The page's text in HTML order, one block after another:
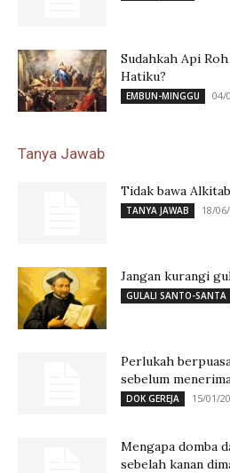
Sudahkah Api
Hatiku?
EMBUN-MINGGU 04/
Tanya Jawab
Tidak bawa
TANYA JAWAB 18/
Jangan kurangi
GULALI SANTO-SANTA
Perlukah
sebelum
DOK GEREJA 15/01/
Mengapa domba
sebelah kanan